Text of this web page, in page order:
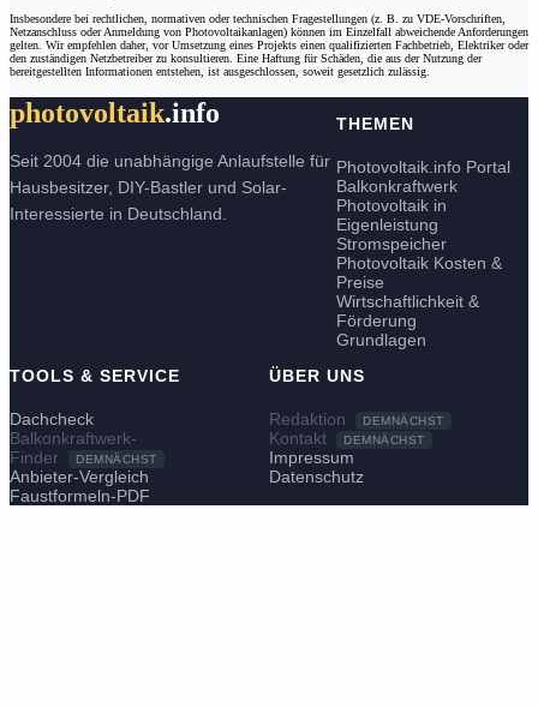
Insbesondere bei rechtlichen, normativen oder technischen Fragestellungen (z. B. zu VDE-Vorschriften,
Netzanschluss oder Anmeldung von Photovoltaikanlagen) können im Einzelfall abweichende Anforderungen
gelten. Wir empfehlen daher, vor Umsetzung eines Projekts einen qualifizierten Fachbetrieb, Elektriker oder
den zuständigen Netzbetreiber zu konsultieren. Eine Haftung für Schäden, die aus der Nutzung der
bereitgestellten Informationen entstehen, ist ausgeschlossen, soweit gesetzlich zulässig.
photovoltaik.info
Seit 2004 die unabhängige Anlaufstelle für
Hausbesitzer, DIY-Bastler und Solar-
Interessierte in Deutschland.
THEMEN
Photovoltaik.info Portal
Balkonkraftwerk
Photovoltaik in
Eigenleistung
Stromspeicher
Photovoltaik Kosten &
Preise
Wirtschaftlichkeit &
Förderung
Grundlagen
TOOLS & SERVICE
Dachcheck
Balkonkraftwerk-
Finder
DEMNÄCHST
Anbieter-Vergleich
Faustformeln-PDF
ÜBER UNS
Redaktion DEMNÄCHST
Kontakt DEMNÄCHST
Impressum
Datenschutz